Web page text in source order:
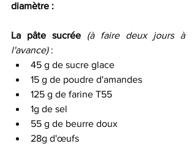
diamètre :
La pâte sucrée
(à faire deux jours à
l'avance) :
45 g de sucre glace
15 g de poudre d'amandes
125 g de farine T55
1g de sel
55 g de beurre doux
28g d'œufs